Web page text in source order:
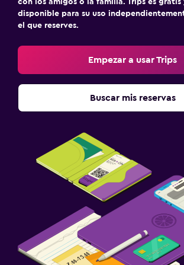
Para no fumadores
Almohada sin plumas
Plantas superiores accesibles por
Áreas designadas para fumadores
Plancha y tabla de planchar
Habitación
Camas extralargas (+2 m)
disponible para su uso
el que reserves.
Empezar a usar Trips
Buscar mis reservas